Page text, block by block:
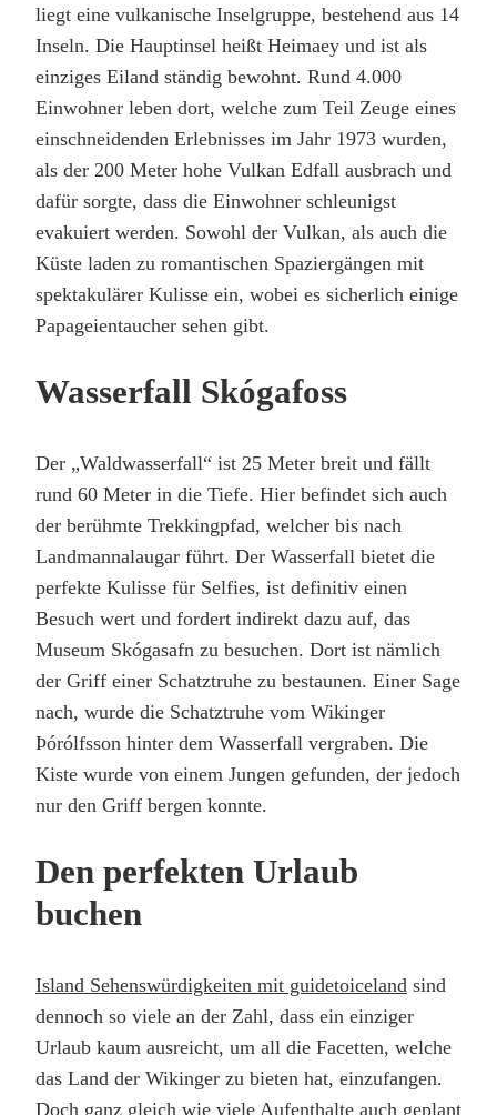
liegt eine vulkanische Inselgruppe, bestehend aus 14
Inseln. Die Hauptinsel heißt Heimaey und ist als
einziges Eiland ständig bewohnt. Rund 4.000
Einwohner leben dort, welche zum Teil Zeuge eines
einschneidenden Erlebnisses im Jahr 1973 wurden,
als der 200 Meter hohe Vulkan Edfall ausbrach und
dafür sorgte, dass die Einwohner schleunigst
evakuiert werden. Sowohl der Vulkan, als auch die
Küste laden zu romantischen Spaziergängen mit
spektakulärer Kulisse ein, wobei es sicherlich einige
Papageientaucher sehen gibt.
Wasserfall Skógafoss
Der „Waldwasserfall“ ist 25 Meter breit und fällt
rund 60 Meter in die Tiefe. Hier befindet sich auch
der berühmte Trekkingpfad, welcher bis nach
Landmannalaugar führt. Der Wasserfall bietet die
perfekte Kulisse für Selfies, ist definitiv einen
Besuch wert und fordert indirekt dazu auf, das
Museum Skógasafn zu besuchen. Dort ist nämlich
der Griff einer Schatztruhe zu bestaunen. Einer Sage
nach, wurde die Schatztruhe vom Wikinger
Þórólfsson hinter dem Wasserfall vergraben. Die
Kiste wurde von einem Jungen gefunden, der jedoch
nur den Griff bergen konnte.
Den perfekten Urlaub
buchen
Island Sehenswürdigkeiten mit guidetoiceland sind
dennoch so viele an der Zahl, dass ein einziger
Urlaub kaum ausreicht, um all die Facetten, welche
das Land der Wikinger zu bieten hat, einzufangen.
Doch ganz gleich wie viele Aufenthalte auch geplant